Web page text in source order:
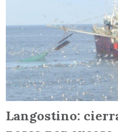
Langostino: